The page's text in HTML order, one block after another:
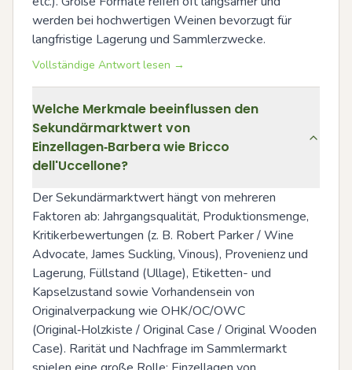
werden bei hochwertigen Weinen bevorzugt für
langfristige Lagerung und Sammlerzwecke.
Vollständige Antwort lesen →
Welche Merkmale beeinflussen den
Sekundärmarktwert von
Einzellagen‑Barbera wie Bricco
dell'Uccellone?
Der Sekundärmarktwert hängt von mehreren
Faktoren ab: Jahrgangsqualität, Produktionsmenge,
Kritikerbewertungen (z. B. Robert Parker / Wine
Advocate, James Suckling, Vinous), Provenienz und
Lagerung, Füllstand (Ullage), Etiketten- und
Kapselzustand sowie Vorhandensein von
Originalverpackung wie OHK/OC/OWC
(Original‑Holzkiste / Original Case / Original Wooden
Case). Rarität und Nachfrage im Sammlermarkt